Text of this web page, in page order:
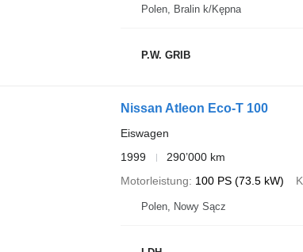
Polen, Bralin k/Kępna
P.W. GRIB
Nissan Atleon Eco-T 100
Eiswagen
1999
290’000 km
Motorleistung
100 PS (73.5 kW)
Polen, Nowy Sącz